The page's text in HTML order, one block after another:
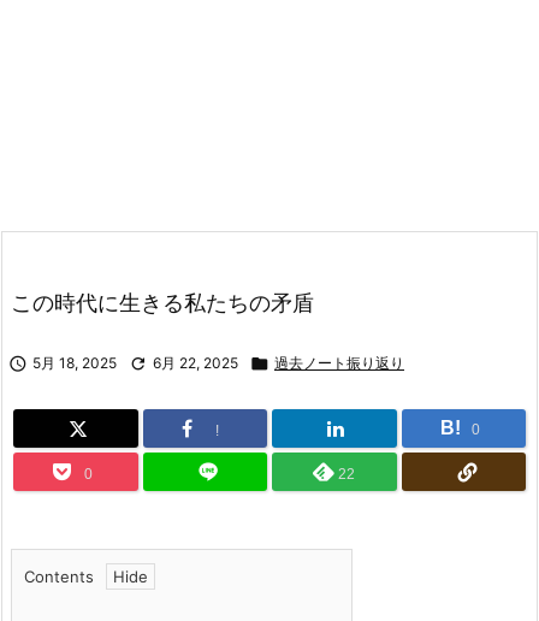
この時代に生きる私たちの矛盾
 5月 18, 2025  6月 22, 2025  過去ノート振り返り
! B! 0
0 22
Contents